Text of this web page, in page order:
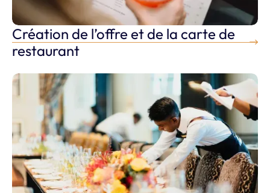
Créer mon restaurant
Création de l’offre et de la carte de
restaurant